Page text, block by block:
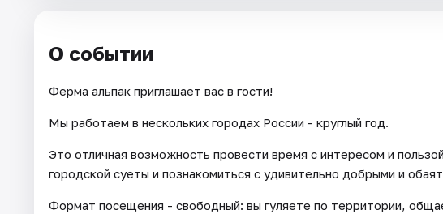
О событии
Ферма альпак приглашает вас в гости!
Мы работаем в нескольких городах России - круглый год.
Это отличная возможность провести время с интересом и
городской суеты и познакомиться с удивительно добрыми и
Формат посещения - свободный: вы гуляете по территории,